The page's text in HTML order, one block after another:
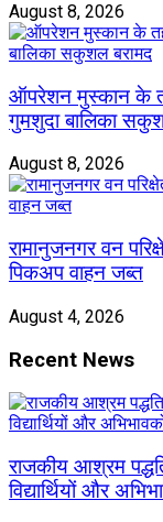
August 8, 2026
ऑपरेशन मुस्कान के
गुमशुदा बालिका
August 8, 2026
रामानुजनगर वन
पिकअप वाहन जब्त
August 4, 2026
Recent News
राजकीय आश्रम
विद्यार्थियों और